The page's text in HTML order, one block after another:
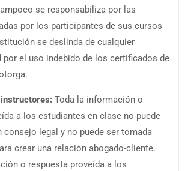
se responsabiliza por las
por los participantes de sus cursos
se deslinda de cualquier
por el uso indebido de los certificados de
instructores: Toda la información o
a los estudiantes en clase no puede
consejo legal y no puede ser tomada
crear una relación abogado-cliente.
o respuesta proveída a los